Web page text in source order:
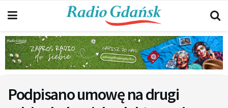
Podpisano umowę na drugi